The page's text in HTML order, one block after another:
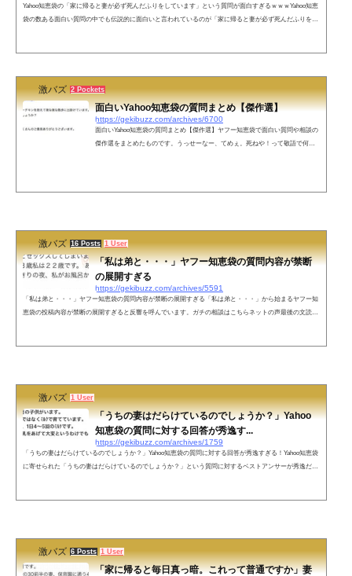
Yahoo知恵袋の「家に帰ると妻が必ず死んだふりをしています」という質問が面白すぎるｗｗｗYahoo知恵
袋の数ある面白い質問の中でも伝説的に面白いと言われているのが「家に帰ると妻が必ず死んだふりをし
激バズ 2 Pockets
面白いYahoo知恵袋の質問まとめ【傑作選】
https://gekibuzz.com/archives/6700
面白いYahoo知恵袋の質問まとめ【傑作選】ヤフー知恵袋で面白い質問や相談の
傑作選をまとめたものです。うっせーなー、てめぇ。死ねや！って敬語で何て
激バズ 16 Posts 1 User
「私は弟と・・・」ヤフー知恵袋の質問内容が禁断
の展開すぎる
https://gekibuzz.com/archives/5591
「私は弟と・・・」ヤフー知恵袋の質問内容が禁断の展開すぎる「私は弟と・・・」から始まるヤフー知
恵袋の投稿内容が禁断の展開すぎると反響を呼んでいます。ガチの相談はこちらネットの声最後の文読む
激バズ 1 User
「うちの妻はだらけているのでしょうか？」Yahoo
知恵袋の質問に対する回答が秀逸す...
https://gekibuzz.com/archives/1759
「うちの妻はだらけているのでしょうか？」Yahoo知恵袋の質問に対する回答が秀逸すぎる！Yahoo知恵袋
に寄せられた「うちの妻はだらけているのでしょうか？」という質問に対するベストアンサーが秀逸だと
激バズ 6 Posts 1 User
「家に帰ると毎日真っ暗。これって普通ですか」妻